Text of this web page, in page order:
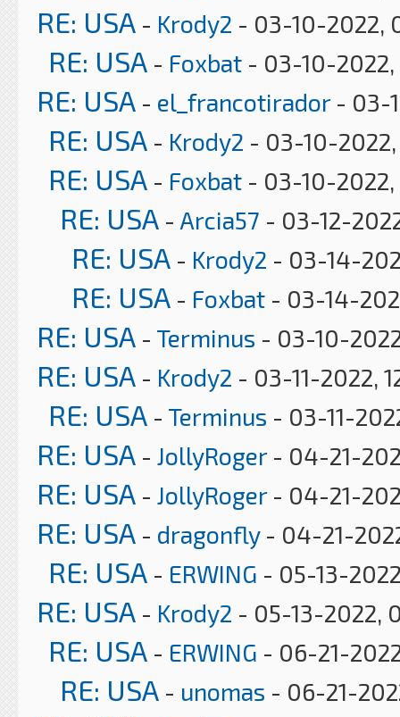
RE: USA - Krody2 - 03-10-2022,
RE: USA - Foxbat - 03-10-2022,
RE: USA - el_francotirador- 03-
RE: USA - Krody2 - 03-10-
RE: USA - Foxbat - 03-10-2022,
RE: USA - Arcia57 - 03-12-
RE: USA - Krody2 - 03-14-
RE: USA - Foxbat - 03-14-
RE: USA - Terminus - 03-10-
RE: USA - Krody2 - 03-11-2022,
RE: USA - Terminus - 03-11-
RE: USA - JollyRoger- 04-21-
RE: USA - JollyRoger- 04-21-
RE: USA - dragonfly- 04-21-
RE: USA - ERWING - 05-13-
RE: USA - Krody2 - 05-13-2022,
RE: USA - ERWING - 06-21-
RE: USA - unomas - 06-21-